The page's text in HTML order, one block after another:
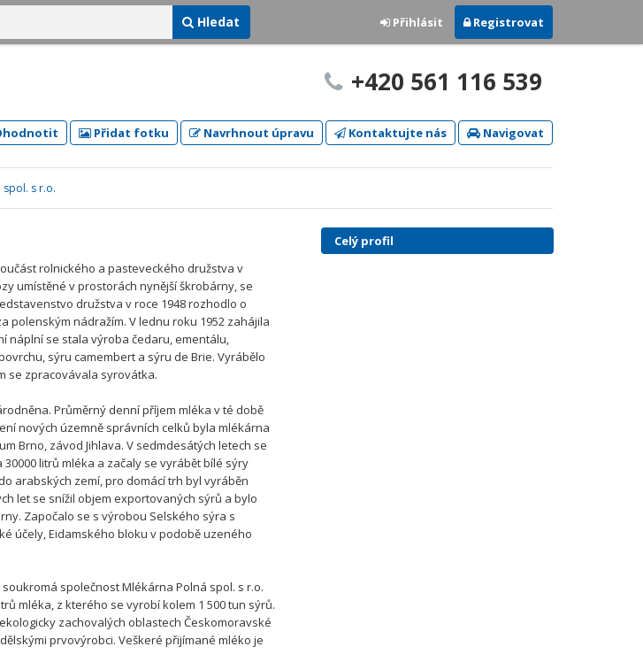
Hledat Přihlásit Registrovat
+420 561 116 539
Přidat fotku Navrhnout úpravu Kontaktujte nás Navigovat
spol. s r.o.
rolnického a pasteveckého družstva v
umístěné v prostorách nynější škrobárny, se
družstva v roce 1948 rozhodlo o
polenským nádražím. V lednu roku 1952 zahájila
náplní se stala výroba čedaru, ementálu,
sýru camembert a sýru de Brie. Vyrábělo
se zpracovávala syrovátka.
Průměrný denní příjem mléka v té době
nových územně správních celků byla mlékárna
Brno, závod Jihlava. V sedmdesátých letech se
litrů mléka a začaly se vyrábět bílé sýry
arabských zemí, pro domácí trh byl vyráběn
let se snížil objem exportovaných sýrů a bylo
Započalo se s výrobou Selského sýra s
účely, Eidamského bloku v podobě uzeného
společnost Mlékárna Polná spol. s r.o.
mléka, z kterého se vyrobí kolem 1 500 tun sýrů.
zachovalých oblastech Českomoravské
prvovýrobci. Veškeré přijímané mléko je
Celý profil